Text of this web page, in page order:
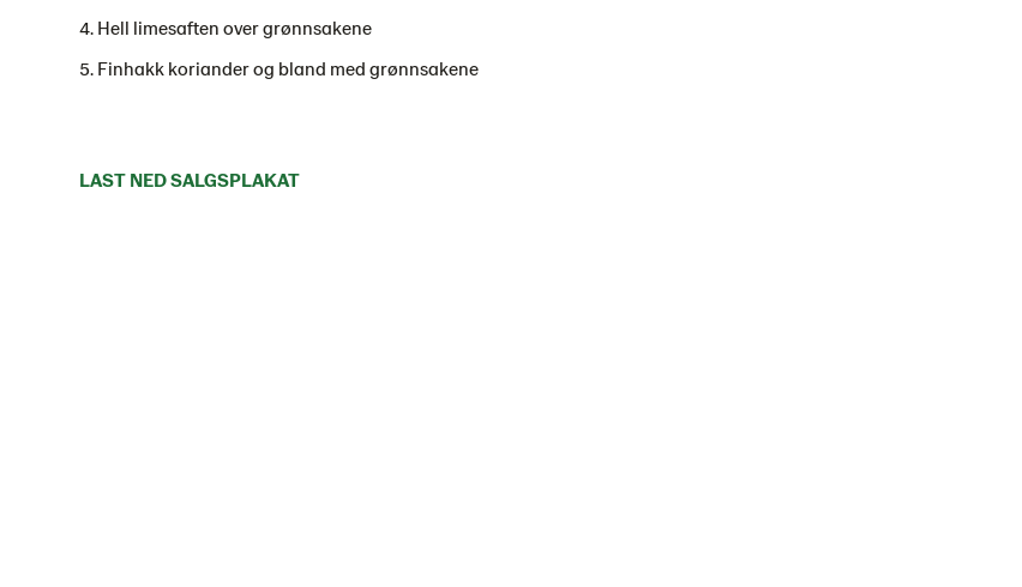
Hell limesaften over grønnsakene
Finhakk koriander og bland med grønnsakene
LAST NED SALGSPLAKAT